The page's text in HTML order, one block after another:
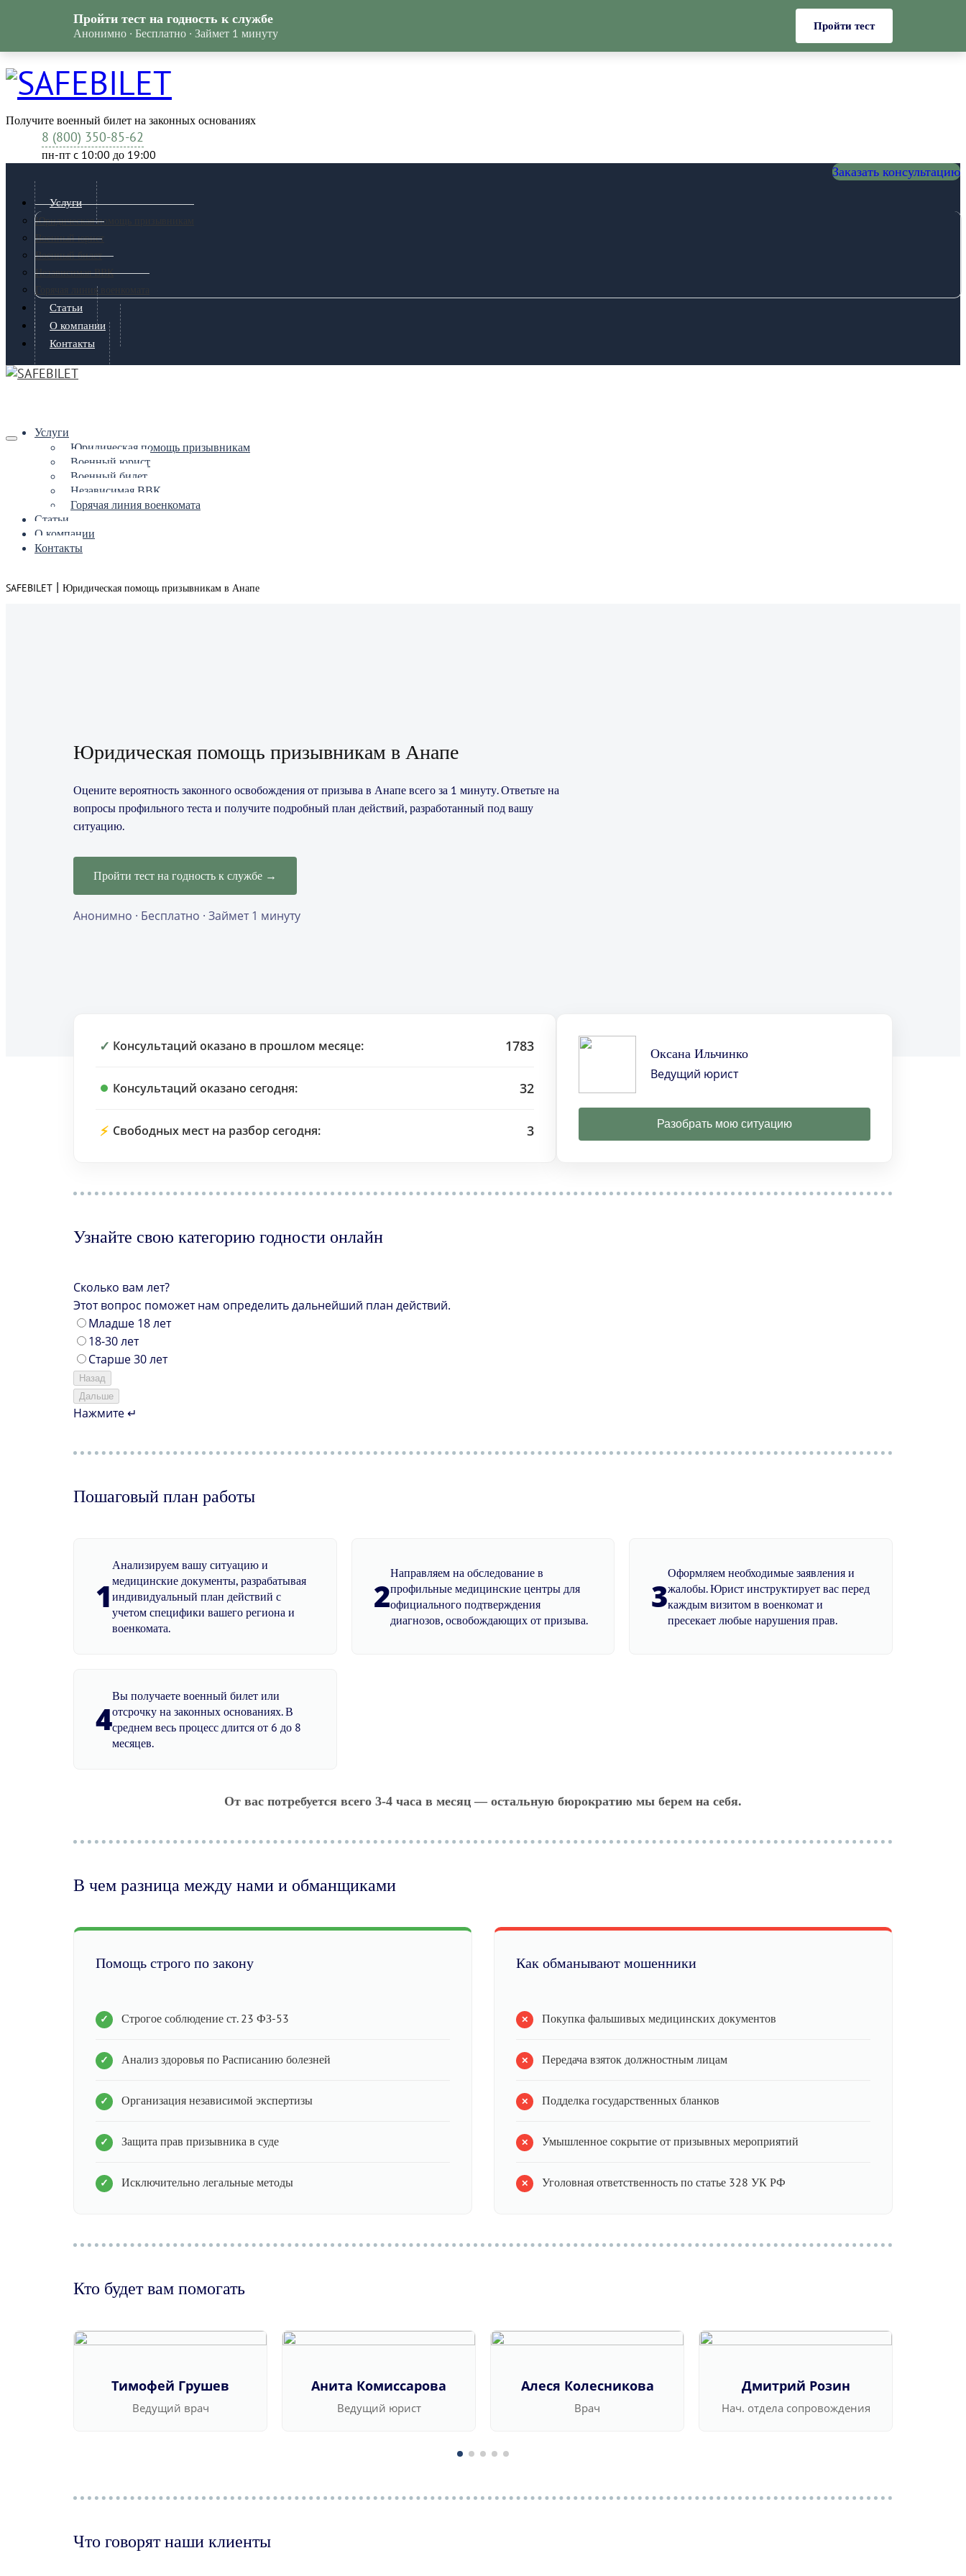
Получите военный билет на законных основаниях
8 (800) 350-85-62
пн-пт c 10:00 до 19:00
Заказать консультацию
Услуги
Юридическая помощь призывникам
Военный юрист
Военный билет
Независимая ВВК
Горячая линия военкомата
Статьи
О компании
Контакты
Услуги
Юридическая помощь призывникам
Военный юрист
Военный билет
Независимая ВВК
Горячая линия военкомата
Статьи
О компании
Контакты
SAFEBILET | Юридическая помощь призывникам в Анапе
Юридическая помощь призывникам в Анапе
Оцените вероятность законного освобождения от призыва в Анапе всего за 1 минуту. Ответьте на
вопросы профильного теста и получите подробный план действий, разработанный под вашу
ситуацию.
Пройти тест на годность к службе →
Анонимно · Бесплатно · Займет 1 минуту
✓ Консультаций оказано в прошлом месяце: 1783
Консультаций оказано сегодня: 32
⚡ Свободных мест на разбор сегодня: 3
Оксана Ильчинко
Ведущий юрист
Разобрать мою ситуацию
Узнайте свою категорию годности онлайн
Сколько вам лет?
Этот вопрос поможет нам определить дальнейший план действий.
Младше 18 лет
18-30 лет
Старше 30 лет
Назад
Дальше
Нажмите ↵
Пошаговый план работы
1
Анализируем вашу ситуацию и
медицинские документы, разрабатывая
индивидуальный план действий с
учетом специфики вашего региона и
военкомата.
2
Направляем на обследование в
профильные медицинские центры для
официального подтверждения
диагнозов, освобождающих от призыва.
3
Оформляем необходимые заявления и
жалобы. Юрист инструктирует вас перед
каждым визитом в военкомат и
пресекает любые нарушения прав.
4
Вы получаете военный билет или
отсрочку на законных основаниях. В
среднем весь процесс длится от 6 до 8
месяцев.
От вас потребуется всего 3-4 часа в месяц — остальную бюрократию мы берем на себя.
В чем разница между нами и обманщиками
Помощь строго по закону
Строгое соблюдение ст. 23 ФЗ-53
Анализ здоровья по Расписанию болезней
Организация независимой экспертизы
Защита прав призывника в суде
Исключительно легальные методы
Как обманывают мошенники
Покупка фальшивых медицинских документов
Передача взяток должностным лицам
Подделка государственных бланков
Умышленное сокрытие от призывных мероприятий
Уголовная ответственность по статье 328 УК РФ
Кто будет вам помогать
Тимофей Грушев
Ведущий врач
Анита Комиссарова
Ведущий юрист
Алеся Колесникова
Врач
Дмитрий Розин
Нач. отдела сопровождения
Что говорят наши клиенты
Пройти тест на годность к службе
Анонимно · Бесплатно · Займет 1 минуту
Пройти тест